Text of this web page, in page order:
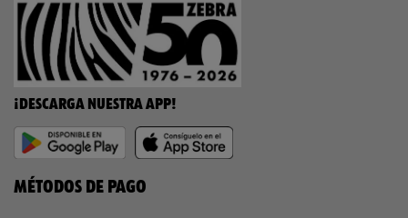
¡DESCARGA NUESTRA APP!
MÉTODOS DE PAGO